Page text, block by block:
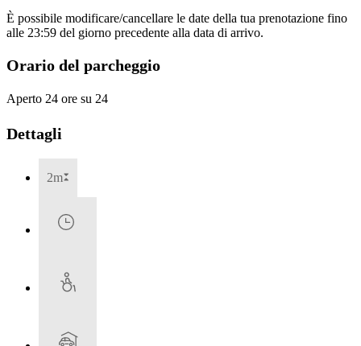
È possibile modificare/cancellare le date della tua prenotazione fino
alle 23:59 del giorno precedente alla data di arrivo.
Orario del parcheggio
Aperto 24 ore su 24
Dettagli
2m